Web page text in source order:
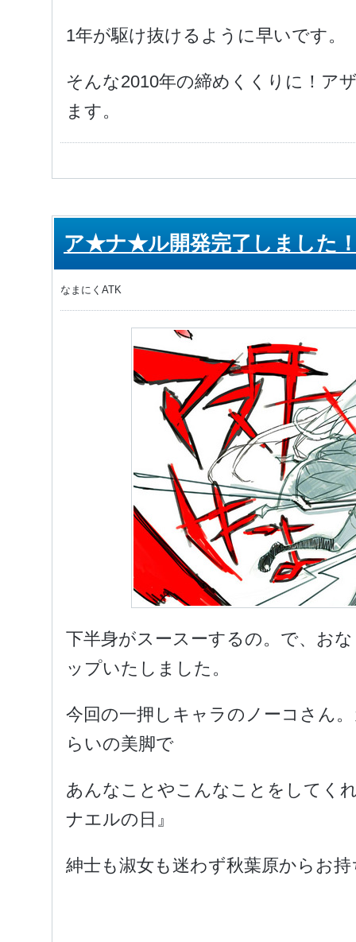
1年が駆け抜けるように早いです。
そんな2010年の締めくくりに！ア
ます。
ア★ナ★ル開発完了しました
なまにくATK
下半身がスースーするの。で、お
ップいたしました。
今回の一押しキャラのノーコさん
らいの美脚で
あんなことやこんなことをしてく
ナエルの日』
紳士も淑女も迷わず秋葉原からお